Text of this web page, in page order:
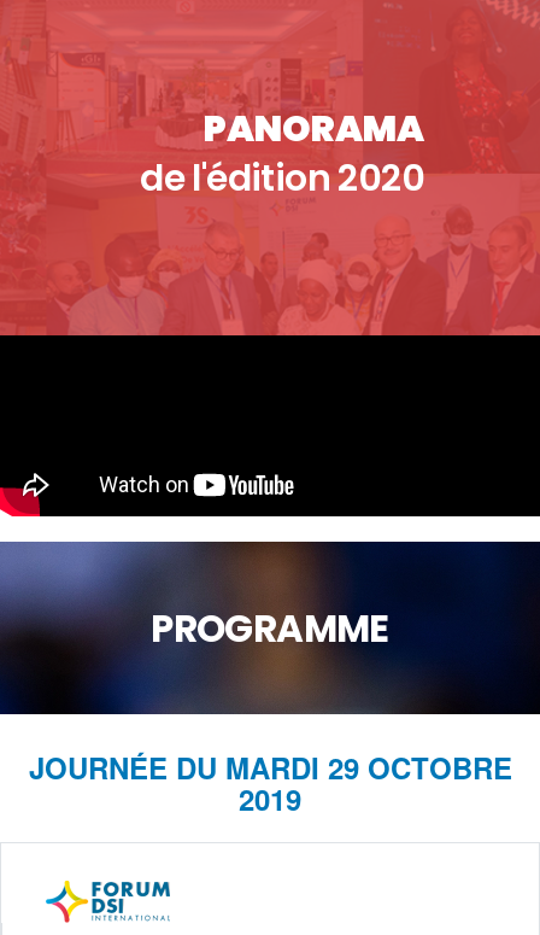
PANORAMA
de l'édition 2020
PROGRAMME​
JOURNÉE DU MARDI 29 OCTOBRE
2019